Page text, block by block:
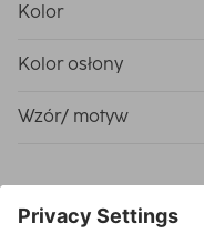
Kolor
Kolor osłony
Wzór/ motyw
Właściwości fizyczne